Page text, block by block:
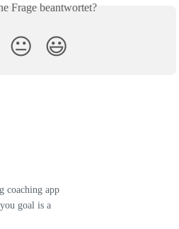
Frage beantwortet?
😐 😃
coaching app
goal is a